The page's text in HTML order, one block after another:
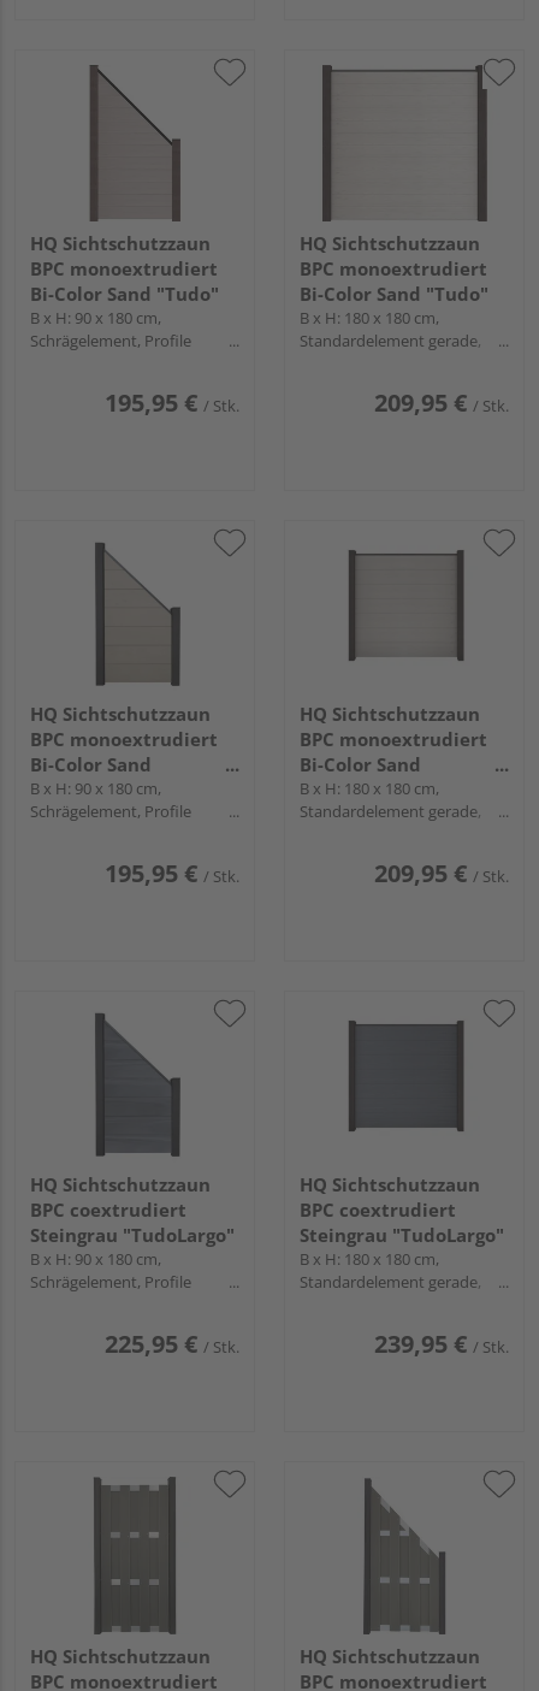
HQ Sichtschutzzaun
BPC monoextrudiert
Bi-Color Sand "Tudo"
B x H: 90 x 180 cm,
Schrägelement, Profile
195,95 € / Stk.
HQ Sichtschutzzaun
BPC monoextrudiert
Bi-Color Sand "Tudo"
B x H: 180 x 180 cm,
Standardelement gerade,
209,95 € / Stk.
HQ Sichtschutzzaun
BPC monoextrudiert
Bi-Color Sand
"TudoLargo"
B x H: 90 x 180 cm,
Schrägelement, Profile
195,95 € / Stk.
HQ Sichtschutzzaun
BPC monoextrudiert
Bi-Color Sand
"TudoLargo"
B x H: 180 x 180 cm,
Standardelement gerade,
209,95 € / Stk.
HQ Sichtschutzzaun
BPC coextrudiert
Steingrau "TudoLargo"
B x H: 90 x 180 cm,
Schrägelement, Profile
225,95 € / Stk.
HQ Sichtschutzzaun
BPC coextrudiert
Steingrau "TudoLargo"
B x H: 180 x 180 cm,
Standardelement gerade,
239,95 € / Stk.
HQ Sichtschutzzaun
BPC monoextrudiert
HQ Sichtschutzzaun
BPC monoextrudiert